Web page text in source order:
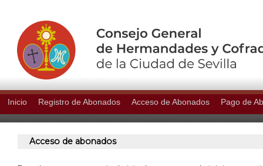
Inicio Registro de Abonados Acceso de Abonados Pago de
Acceso de abonados